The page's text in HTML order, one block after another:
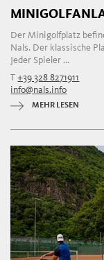
Der Minigolfplatz
Nals. Der klassische
Jeder Spieler ...
T+39 328 8271911
info@nals.info
MEHR LESEN